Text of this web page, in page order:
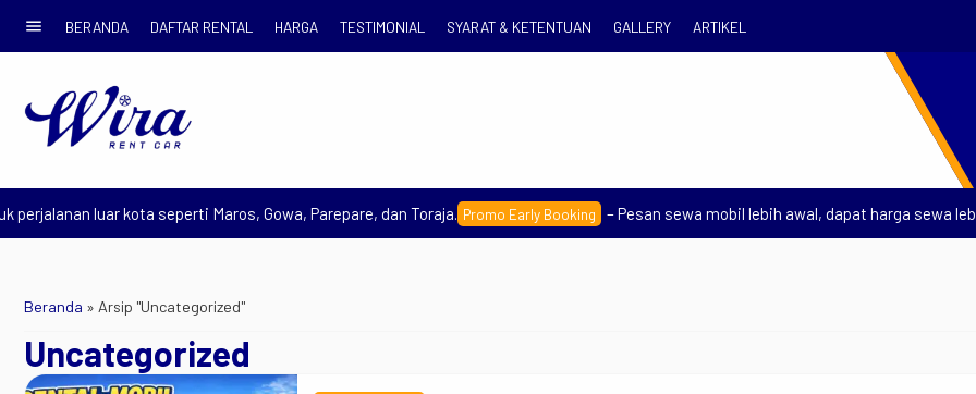
menu BERANDA DAFTAR RENTAL HARGA TESTIMONIAL SYARAT & KETENTUAN GALLERY ARTIKEL
luar kota seperti Maros, Gowa, Parepare, dan Toraja. Promo Early Booking – Pesan sewa mobil lebih awal, dapat harga sewa lebih
Beranda » Arsip "Uncategorized"
Uncategorized